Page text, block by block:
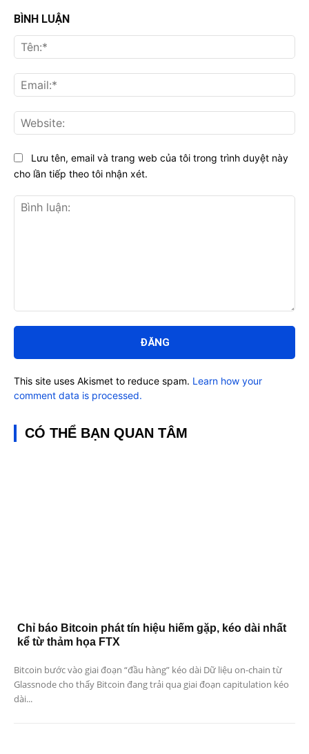
BÌNH LUẬN
luận:
Lưu tên, email và trang web của tôi trong trình duyệt này
cho lần tiếp theo tôi nhận xét.
This site uses Akismet to reduce spam. Learn how your
comment data is processed.
CÓ THỂ BẠN QUAN TÂM
Chỉ báo Bitcoin phát tín hiệu hiếm gặp, kéo dài nhất
kể từ thảm họa FTX
Bitcoin bước vào giai đoạn “đầu hàng” kéo dài Dữ liệu on-chain từ
Glassnode cho thấy Bitcoin đang trải qua giai đoạn capitulation kéo
dài...